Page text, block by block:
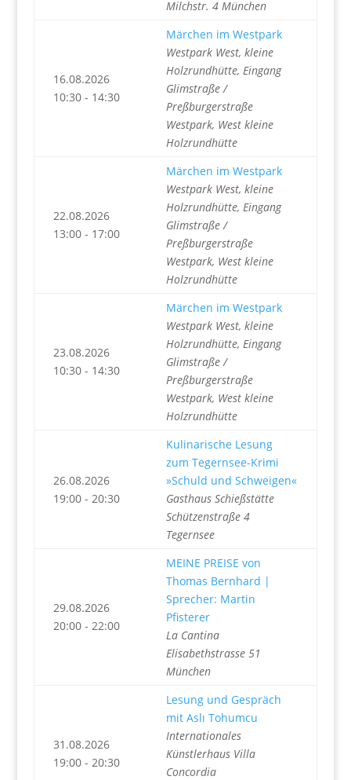
Milchstr. 4 München
16.08.2026
10:30 - 14:30
Märchen im Westpark
Westpark West, kleine
Holzrundhütte, Eingang
Glimstraße /
Preßburgerstraße
Westpark, West kleine
Holzrundhütte
22.08.2026
13:00 - 17:00
Märchen im Westpark
Westpark West, kleine
Holzrundhütte, Eingang
Glimstraße /
Preßburgerstraße
Westpark, West kleine
Holzrundhütte
23.08.2026
10:30 - 14:30
Märchen im Westpark
Westpark West, kleine
Holzrundhütte, Eingang
Glimstraße /
Preßburgerstraße
Westpark, West kleine
Holzrundhütte
26.08.2026
19:00 - 20:30
Kulinarische Lesung
zum Tegernsee-Krimi
»Schuld und Schweigen«
Gasthaus Schießstätte
Schützenstraße 4
Tegernsee
29.08.2026
20:00 - 22:00
MEINE PREISE von
Thomas Bernhard |
Sprecher: Martin
Pfisterer
La Cantina
Elisabethstrasse 51
München
31.08.2026
19:00 - 20:30
Lesung und Gespräch
mit Aslı Tohumcu
Internationales
Künstlerhaus Villa
Concordia